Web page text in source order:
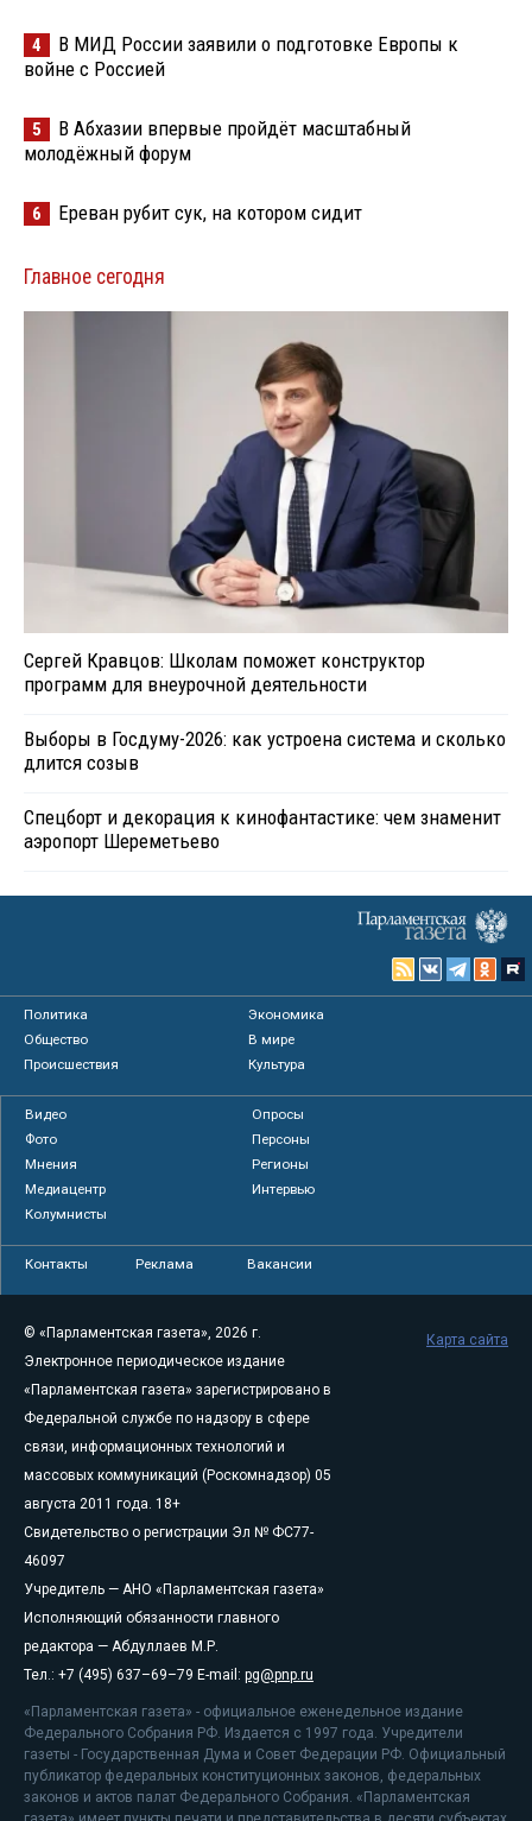
4
В МИД России заявили о подготовке Европы к
войне с Россией
5
В Абхазии впервые пройдёт масштабный
молодёжный форум
6 Ереван рубит сук, на котором сидит
Главное сегодня
Сергей Кравцов: Школам поможет конструктор
программ для внеурочной деятельности
Выборы в Госдуму-2026: как устроена система и сколько
длится созыв
Спецборт и декорация к кинофантастике: чем знаменит
аэропорт Шереметьево
Политика
Экономика
Общество
В мире
Происшествия
Культура
Видео
Опросы
Фото
Персоны
Мнения
Регионы
Медиацентр
Интервью
Колумнисты
Контакты Реклама Вакансии
© «Парламентская газета», 2026 г.
Электронное периодическое издание
«Парламентская газета» зарегистрировано в
Федеральной службе по надзору в сфере
связи, информационных технологий и
массовых коммуникаций (Роскомнадзор) 05
августа 2011 года. 18+
Свидетельство о регистрации Эл № ФС77-
46097
Учредитель — АНО «Парламентская газета»
Исполняющий обязанности главного
редактора — Абдуллаев М.Р.
Тел.: +7 (495) 637–69–79 E-mail: pg@pnp.ru
«Парламентская газета» - официальное еженедельное издание
Федерального Собрания РФ. Издается с 1997 года. Учредители
газеты - Государственная Дума и Совет Федерации РФ. Официальный
публикатор федеральных конституционных законов, федеральных
законов и актов палат Федерального Собрания. «Парламентская
Карта сайта